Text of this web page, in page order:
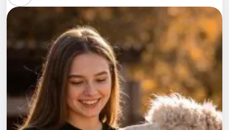
Стендап
Экскурсии
Спорт
События